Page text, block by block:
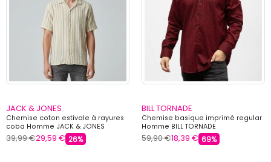
JACK & JONES
Chemise coton estivale à rayures
coba Homme JACK & JONES
39,99 €29,59 € 26%
BILL TORNADE
Chemise basique imprimé regular
Homme BILL TORNADE
59,90 €18,39 € 69%